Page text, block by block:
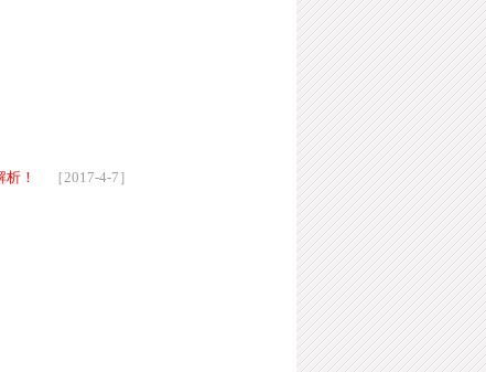
！
［2017-4-7］